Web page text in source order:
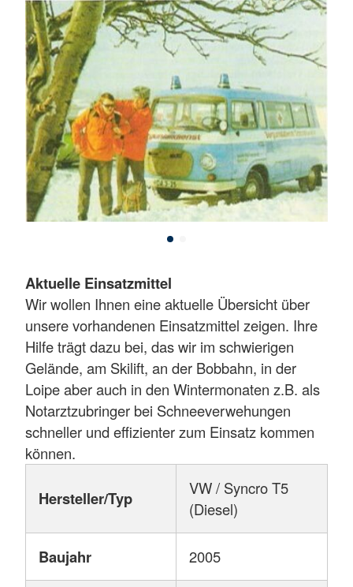
Aktuelle Einsatzmittel
Wir wollen Ihnen eine aktuelle Übersicht über
unsere vorhandenen Einsatzmittel zeigen. Ihre
Hilfe trägt dazu bei, das wir im schwierigen
Gelände, am Skilift, an der Bobbahn, in der
Loipe aber auch in den Wintermonaten z.B. als
Notarztzubringer bei Schneeverwehungen
schneller und effizienter zum Einsatz kommen
können.
Hersteller/Typ
VW / Syncro T5
(Diesel)
Baujahr 2005